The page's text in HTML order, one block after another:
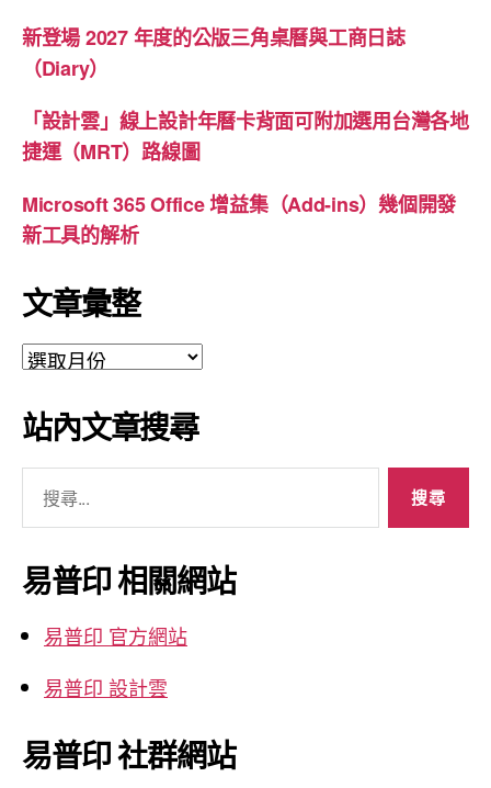
新登場 2027 年度的公版三角桌曆與工商日誌
（Diary）
「設計雲」線上設計年曆卡背面可附加選用台灣各地
捷運（MRT）路線圖
Microsoft 365 Office 增益集（Add-ins）幾個開發
新工具的解析
文章彙整
文
彙
整
站內文章搜尋
關
鍵
字:
易普印 相關網站
易普印 官方網站
易普印 設計雲
易普印 社群網站